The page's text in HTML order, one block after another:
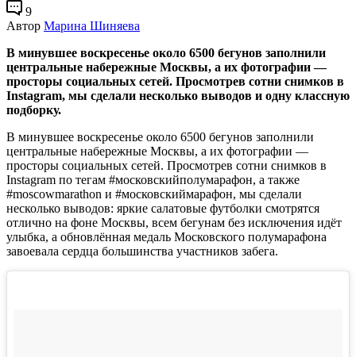
9
Автор Марина Шиняева
В минувшее воскресенье около 6500 бегунов заполнили
центральные набережные Москвы, а их фотографии —
просторы социальных сетей. Просмотрев сотни снимков в
Instagram, мы сделали несколько выводов и одну классную
подборку.
В минувшее воскресенье около 6500 бегунов заполнили
центральные набережные Москвы, а их фотографии —
просторы социальных сетей. Просмотрев сотни снимков в
Instagram по тегам #московскийполумарафон, а также
#moscowmarathon и #московскиймарафон, мы сделали
несколько выводов: яркие салатовые футболки смотрятся
отлично на фоне Москвы, всем бегунам без исключения идёт
улыбка, а обновлённая медаль Московского полумарафона
завоевала сердца большинства участников забега.